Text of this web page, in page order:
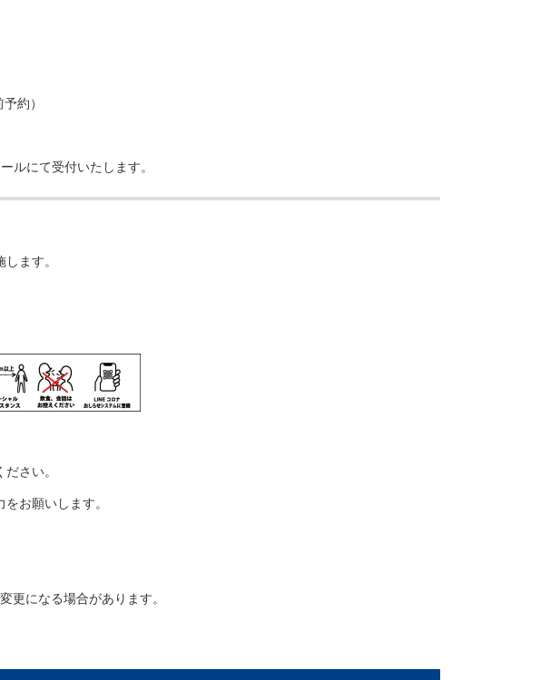
約）
ルにて受付いたします。
ます。
さい。
お願いします。
更になる場合があります。